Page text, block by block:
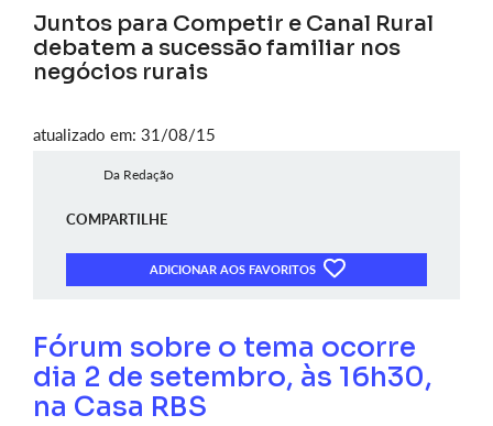
Juntos para Competir e Canal Rural
debatem a sucessão familiar nos
negócios rurais
atualizado em: 31/08/15
Da Redação
COMPARTILHE
ADICIONAR AOS FAVORITOS
Fórum sobre o tema ocorre
dia 2 de setembro, às 16h30,
na Casa RBS